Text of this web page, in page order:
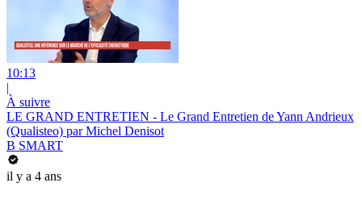
10:13
|
À suivre
LE GRAND ENTRETIEN - Le Grand Entretien de Yann Andrieux
(Qualisteo) par Michel Denisot
B SMART
il y a 4 ans